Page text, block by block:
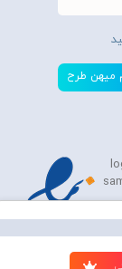
ميهن طرح
و موجب پیگرد